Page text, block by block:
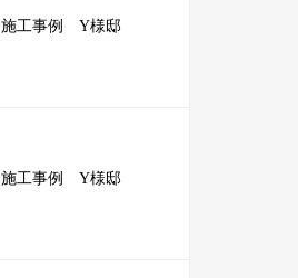
施工事例 Y様邸
施工事例 Y様邸